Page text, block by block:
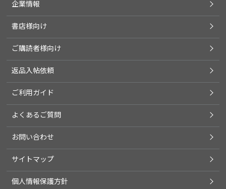
企業情報
書店様向け
ご購読者様向け
返品入帖依頼
ご利用ガイド
よくあるご質問
お問い合わせ
サイトマップ
個人情報保護方針